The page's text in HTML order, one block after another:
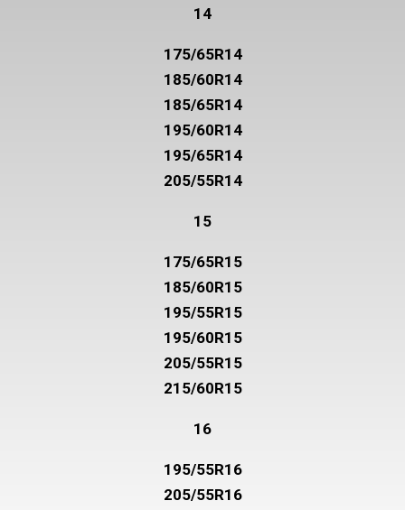
14
175/65R14
185/60R14
185/65R14
195/60R14
195/65R14
205/55R14
15
175/65R15
185/60R15
195/55R15
195/60R15
205/55R15
215/60R15
16
195/55R16
205/55R16